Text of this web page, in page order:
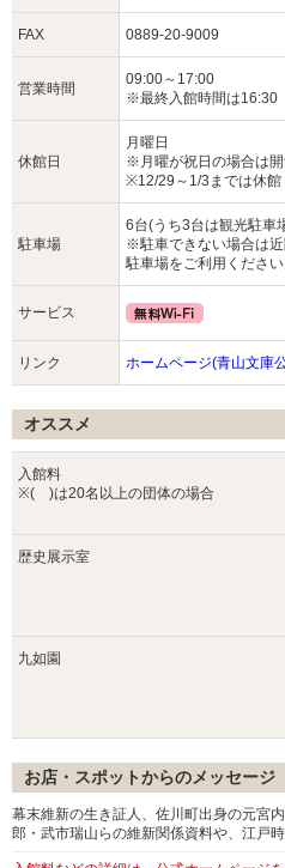
FAX 0889-20-9009
営業時間
09:00～17:00
※最終入館時間は16:30
休館日
月曜日
※月曜が祝日の場合は
※12/29～1/3までは休館
駐車場
6台(うち3台は観光駐車
※駐車できない場合は
駐車場をご利用ください
サービス
リンク ホームページ(青山文庫
オススメ
入館料
※( )は20名以上の団体の場合
歴史展示室
九如園
お店・スポットからのメッセージ
幕末維新の生き証人、佐川町出身の元宮
郎・武市瑞山らの維新関係資料や、江戸